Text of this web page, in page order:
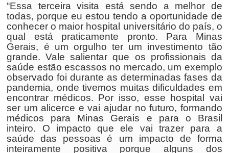
“Essa terceira visita está sendo a melhor de
todas, porque eu estou tendo a oportunidade de
conhecer o maior hospital universitário do país, o
qual está praticamente pronto. Para Minas
Gerais, é um orgulho ter um investimento tão
grande. Vale salientar que os profissionais da
saúde estão escassos no mercado, um exemplo
observado foi durante as determinadas fases da
pandemia, onde tivemos muitas dificuldades em
encontrar médicos. Por isso, esse hospital vai
ser um alicerce e vai ajudar no futuro, formando
médicos para Minas Gerais e para o Brasil
inteiro. O impacto que ele vai trazer para a
saúde das pessoas é um impacto de forma
inteiramente positiva porque alguns dos